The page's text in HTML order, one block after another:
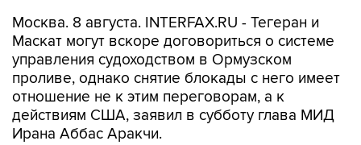
Москва. 8 августа. INTERFAX.RU - Тегеран и
Маскат могут вскоре договориться о системе
управления судоходством в Ормузском
проливе, однако снятие блокады с него имеет
отношение не к этим переговорам, а к
действиям США, заявил в субботу глава МИД
Ирана Аббас Аракчи.